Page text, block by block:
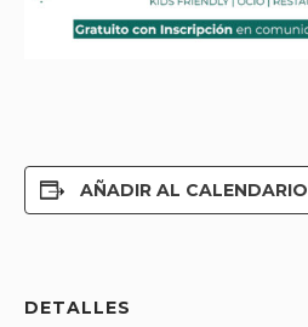
AÑADIR AL CALENDARIO
DETALLES